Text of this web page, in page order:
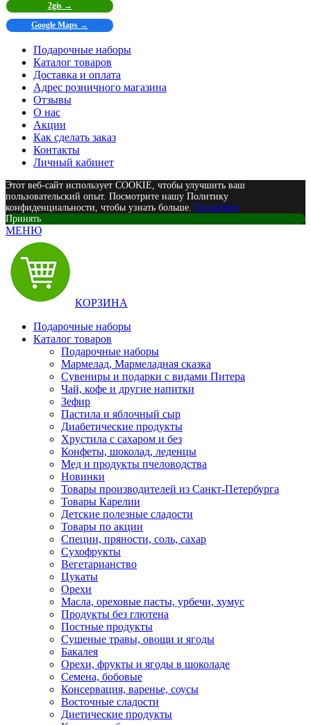
2gis →
Google Maps →
Подарочные наборы
Каталог товаров
Доставка и оплата
Адрес розничного магазина
Отзывы
О нас
Акции
Как сделать заказ
Контакты
Личный кабинет
Этот веб-сайт использует COOKIE, чтобы улучшить ваш
пользовательский опыт. Посмотрите нашу Политику
конфиденциальности, чтобы узнать больше. Подробнее
Принять
МЕНЮ
КОРЗИНА
Подарочные наборы
Каталог товаров
Подарочные наборы
Мармелад, Мармеладная сказка
Сувениры и подарки с видами Питера
Чай, кофе и другие напитки
Зефир
Пастила и яблочный сыр
Диабетические продукты
Хрустила с сахаром и без
Конфеты, шоколад, леденцы
Мед и продукты пчеловодства
Новинки
Товары производителей из Санкт-Петербурга
Товары Карелии
Детские полезные сладости
Товары по акции
Специи, пряности, соль, сахар
Сухофрукты
Вегетарианство
Цукаты
Орехи
Масла, ореховые пасты, урбечи, хумус
Продукты без глютена
Постные продукты
Сушеные травы, овощи и ягоды
Бакалея
Орехи, фрукты и ягоды в шоколаде
Семена, бобовые
Консервация, варенье, соусы
Восточные сладости
Диетические продукты